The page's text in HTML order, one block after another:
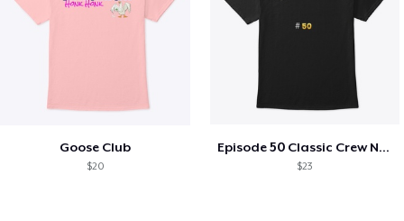
Goose Club
$20
Episode 50 Classic Crew Neck T-Shirt
$23